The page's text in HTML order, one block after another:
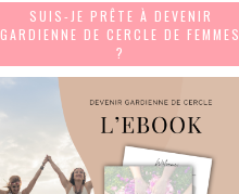
SUIS-JE PRÊTE À DEVENIR
GARDIENNE DE CERCLE DE FEMMES
?